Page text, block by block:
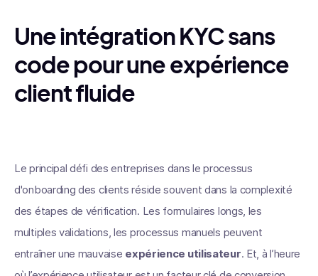
Une intégration KYC sans
code pour une expérience
client fluide
Le principal défi des entreprises dans le processus
d'onboarding des clients réside souvent dans la complexité
des étapes de vérification. Les formulaires longs, les
multiples validations, les processus manuels peuvent
entraîner une mauvaise expérience utilisateur. Et, à l’heure